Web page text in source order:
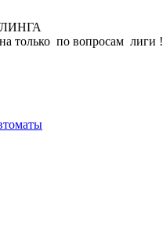
только по вопросам лиги !